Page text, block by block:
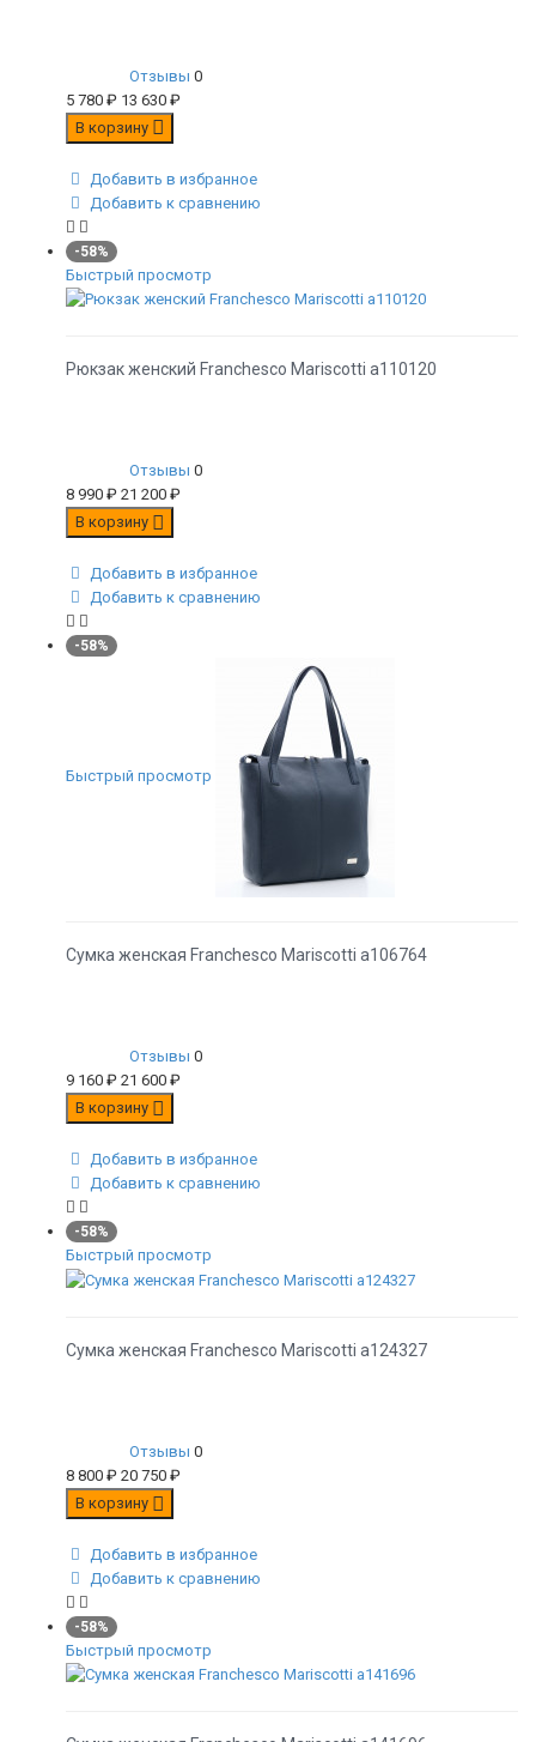
Отзывы 0
5 780 ₽ 13 630 ₽
В корзину
Добавить в избранное
Добавить к сравнению
-58%
Быстрый просмотр
Рюкзак женский Franchesco Mariscotti а110120
Отзывы 0
8 990 ₽ 21 200 ₽
В корзину
Добавить в избранное
Добавить к сравнению
-58%
Быстрый просмотр
Сумка женская Franchesco Mariscotti а106764
Отзывы 0
9 160 ₽ 21 600 ₽
В корзину
Добавить в избранное
Добавить к сравнению
-58%
Быстрый просмотр
Сумка женская Franchesco Mariscotti а124327
Отзывы 0
8 800 ₽ 20 750 ₽
В корзину
Добавить в избранное
Добавить к сравнению
-58%
Быстрый просмотр